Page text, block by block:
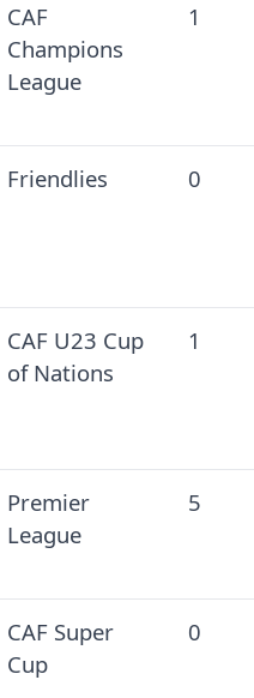
CAF
Champions
League
1
Friendlies 0
CAF U23 Cup
of Nations
1
Premier
League
5
CAF Super
Cup
0